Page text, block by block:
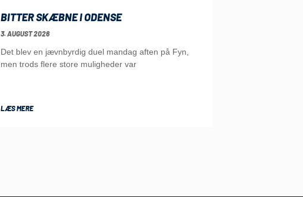
BITTER SKÆBNE I ODENSE
3. AUGUST 2026
Det blev en jævnbyrdig duel mandag aften på Fyn,
men trods flere store muligheder var
LÆS MERE